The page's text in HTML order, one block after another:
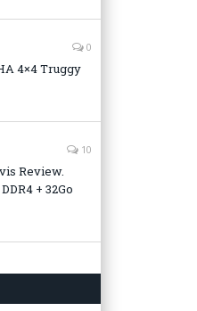
0
4×4 Truggy
10
Review.
+ 32Go